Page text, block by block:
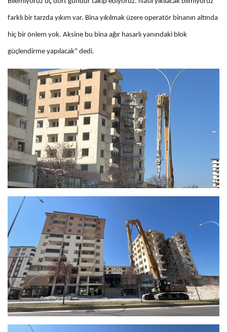
farklı bir tarzda yıkım var. Bina yıkılmak üzere operatör binanın altında
hiç bir önlem yok. Aksine bu bina ağır hasarlı yanındaki blok
güçlendirme yapılacak" dedi.